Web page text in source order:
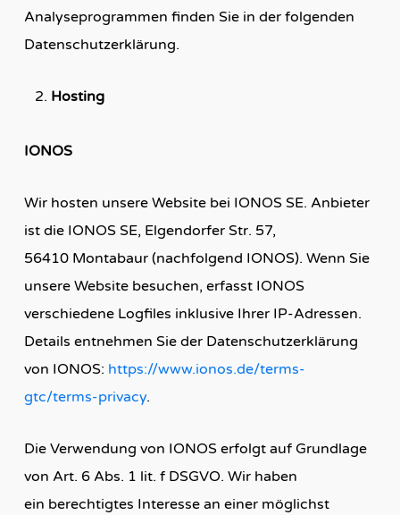
Analyseprogrammen finden Sie in der folgenden
Datenschutzerklärung.
Hosting
IONOS
Wir hosten unsere Website bei IONOS SE. Anbieter
ist die IONOS SE, Elgendorfer Str. 57,
56410 Montabaur (nachfolgend IONOS). Wenn Sie
unsere Website besuchen, erfasst IONOS
verschiedene Logfiles inklusive Ihrer IP-Adressen.
Details entnehmen Sie der Datenschutzerklärung
von IONOS: https://www.ionos.de/terms-
gtc/terms-privacy.
Die Verwendung von IONOS erfolgt auf Grundlage
von Art. 6 Abs. 1 lit. f DSGVO. Wir haben
ein berechtigtes Interesse an einer möglichst